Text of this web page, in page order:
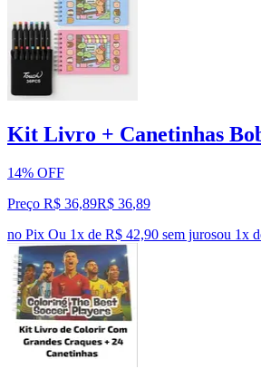
Kit Livro + Canetinhas
14% OFF
Preço R$ 36,89R$ 36,89
no Pix Ou 1x de R$ 42,90 sem jurosou 1x